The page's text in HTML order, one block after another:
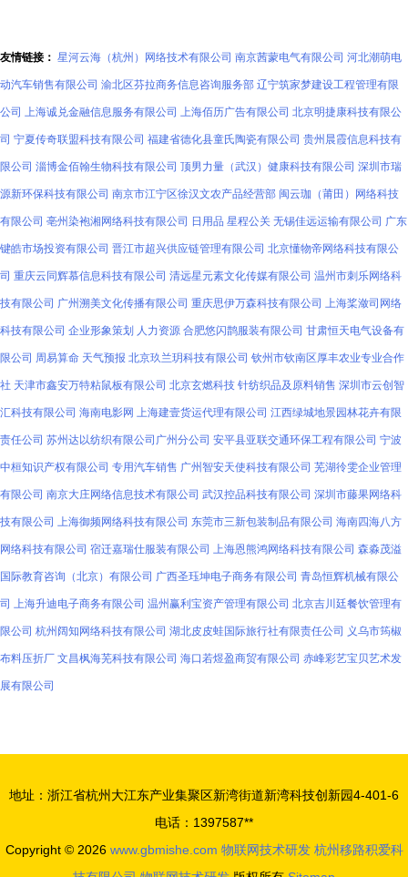
友情链接： 星河云海（杭州）网络技术有限公司 南京茜蒙电气有限公司 河北潮萌电
动汽车销售有限公司 渝北区芬拉商务信息咨询服务部 辽宁筑家梦建设工程管理有限
公司 上海诚兑金融信息服务有限公司 上海佰历广告有限公司 北京明捷康科技有限公
司 宁夏传奇联盟科技有限公司 福建省德化县童氏陶瓷有限公司 贵州晨霞信息科技有
限公司 淄博金佰翰生物科技有限公司 顶男力量（武汉）健康科技有限公司 深圳市瑞
源新环保科技有限公司 南京市江宁区徐汉文农产品经营部 闽云珈（莆田）网络科技
有限公司 亳州染袍湘网络科技有限公司 日用品 星程公关 无锡佳远运输有限公司 广东
键皓市场投资有限公司 晋江市超兴供应链管理有限公司 北京懂物帝网络科技有限公
司 重庆云同辉慕信息科技有限公司 清远星元素文化传媒有限公司 温州市刺乐网络科
技有限公司 广州溯美文化传播有限公司 重庆思伊万森科技有限公司 上海桨潋司网络
科技有限公司 企业形象策划 人力资源 合肥悠闪鹊服装有限公司 甘肃恒天电气设备有
限公司 周易算命 天气预报 北京玖兰玥科技有限公司 钦州市钦南区厚丰农业专业合作
社 天津市鑫安万特粘鼠板有限公司 北京玄燃科技 针纺织品及原料销售 深圳市云创智
汇科技有限公司 海南电影网 上海建壹货运代理有限公司 江西绿城地景园林花卉有限
责任公司 苏州达以纺织有限公司广州分公司 安平县亚联交通环保工程有限公司 宁波
中桓知识产权有限公司 专用汽车销售 广州智安天使科技有限公司 芜湖彾雯企业管理
有限公司 南京大庄网络信息技术有限公司 武汉控品科技有限公司 深圳市藤果网络科
技有限公司 上海御频网络科技有限公司 东莞市三新包装制品有限公司 海南四海八方
网络科技有限公司 宿迁嘉瑞仕服装有限公司 上海恩熊鸿网络科技有限公司 森淼茂溢
国际教育咨询（北京）有限公司 广西圣珏坤电子商务有限公司 青岛恒辉机械有限公
司 上海升迪电子商务有限公司 温州赢利宝资产管理有限公司 北京吉川廷餐饮管理有
限公司 杭州阔知网络科技有限公司 湖北皮皮蛙国际旅行社有限责任公司 义乌市筠椒
布料压折厂 文昌枫海芜科技有限公司 海口若煜盈商贸有限公司 赤峰彩艺宝贝艺术发
展有限公司
地址：浙江省杭州大江东产业集聚区新湾街道新湾科技创新园4-401-6
电话：1397587**
Copyright © 2026 www.gbmishe.com 物联网技术研发 杭州移路积爱科